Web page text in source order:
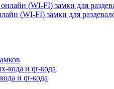
(WI-FI) замки для
и qr-кода